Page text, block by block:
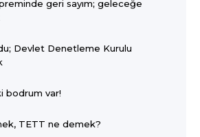
geri sayım; geleceğe
Devlet Denetleme Kurulu
bodrum var!
TETT ne demek?